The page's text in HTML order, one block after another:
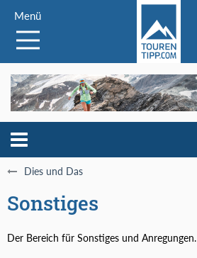
Menü
Dies und Das
Sonstiges
Der Bereich für Sonstiges und Anregungen.